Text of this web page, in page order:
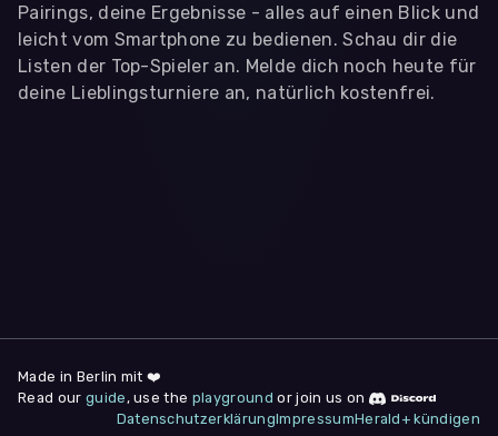
Pairings, deine Ergebnisse - alles auf einen Blick und
leicht vom Smartphone zu bedienen. Schau dir die
Listen der Top-Spieler an. Melde dich noch heute für
deine Lieblingsturniere an, natürlich kostenfrei.
deine Zustimmung jederzeit unter "
am Seitenende widerrufen.
Made in Berlin mit ❤️
Read our guide , use the playground or join us on
DatenschutzerklärungImpressumHerald+ kündigen